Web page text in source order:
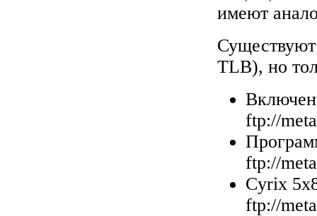
имеют
TLB), но
ftp://
ftp://
Cyrix
ftp://